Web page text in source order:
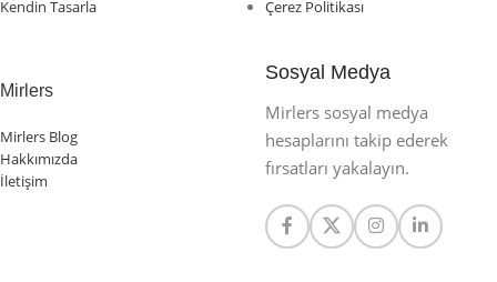
Kendin Tasarla
Çerez Politikası
Mirlers
Mirlers Blog
Hakkımızda
İletişim
Sosyal Medya
Mirlers sosyal medya
hesaplarını takip ederek
fırsatları yakalayın.